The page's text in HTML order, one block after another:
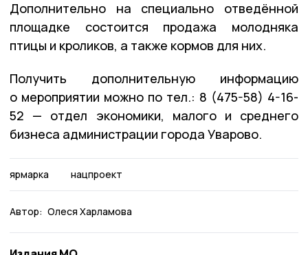
Дополнительно на специально отведённой
площадке состоится продажа молодняка
птицы и кроликов, а также кормов для них.
Получить дополнительную информацию
о мероприятии можно по тел.: 8 (475-58) 4-16-
52 — отдел экономики, малого и среднего
бизнеса администрации города Уварово.
ярмарка нацпроект
Автор: Олеся Харламова